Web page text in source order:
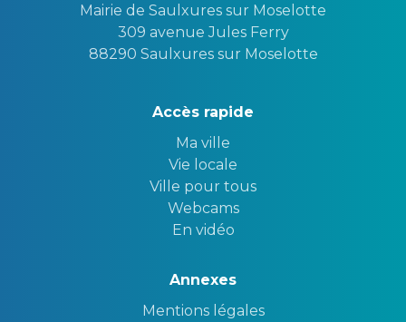
Mairie de Saulxures sur Moselotte
309 avenue Jules Ferry
88290 Saulxures sur Moselotte
Accès rapide
Ma ville
Vie locale
Ville pour tous
Webcams
En vidéo
Annexes
Mentions légales